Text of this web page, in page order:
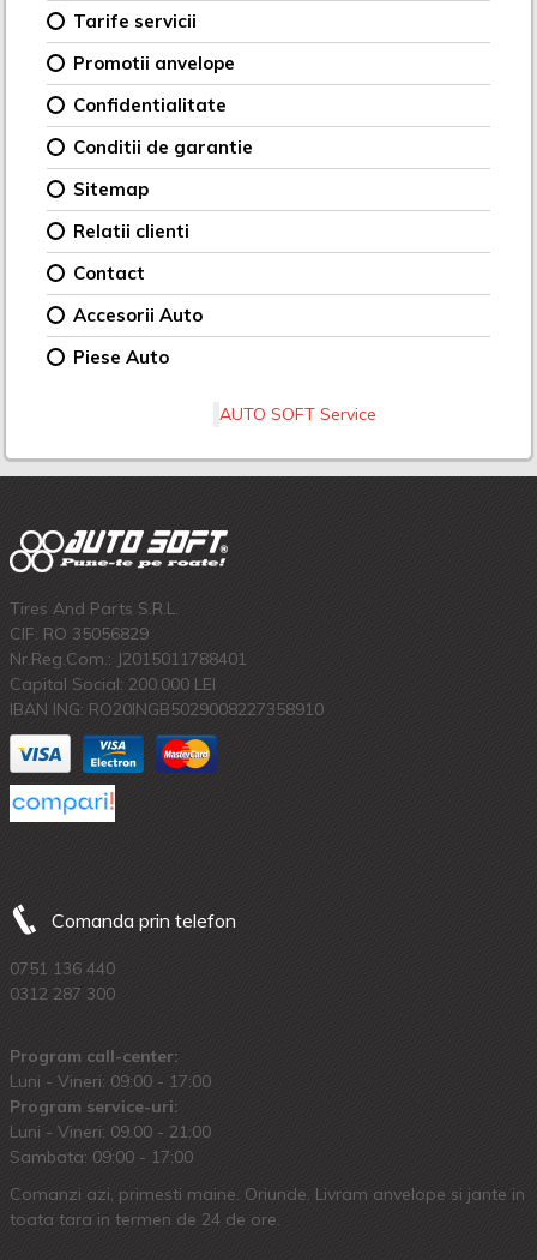
Tarife servicii
Promotii anvelope
Confidentialitate
Conditii de garantie
Sitemap
Relatii clienti
Contact
Accesorii Auto
Piese Auto
AUTO SOFT Service
Tires And Parts S.R.L.
CIF: RO 35056829
Nr.Reg.Com.: J2015011788401
Capital Social: 200.000 LEI
IBAN ING: RO20INGB5029008227358910
Comanda prin telefon
0751 136 440
0312 287 300
Program call-center:
Luni - Vineri: 09:00 - 17:00
Program service-uri:
Luni - Vineri: 09.00 - 21:00
Sambata: 09:00 - 17:00
Comanzi azi, primesti maine. Oriunde. Livram anvelope si jante in
toata tara in termen de 24 de ore.